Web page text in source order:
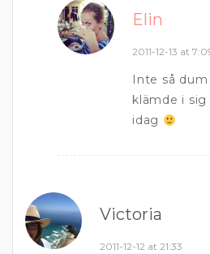
Elin
2011-12-13 at
Inte så
klämde i
idag
Victoria
2011-12-12 at 21:33